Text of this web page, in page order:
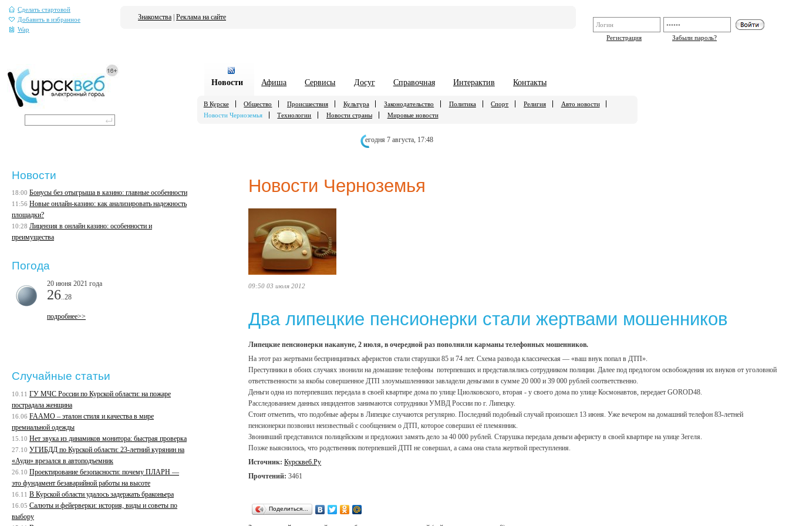
Сделать стартовой
Добавить в избранное
Wap
Регистрация
Забыли пароль?
Знакомства Реклама на сайте
Новости Афиша Сервисы Досуг Справочная Интерактив Контакты
В Курске Общество Происшествия Культура Законодательство Политика Спорт Религия
Авто новости
Новости Черноземья
Технологии Новости страны Мировые новости
егодня 7 августа, 17:48
Новости Черноземья
09:50 03 июля 2012
Два липецкие пенсионерки стали жертвами мошенников
Липецкие пенсионерки накануне, 2 июля, в очередной раз пополнили карманы телефонных мошенников.
На этот раз жертвами беспринципных аферистов стали старушки 85 и 74 лет. Схема развода классическая — «ваш внук попал в ДТП».
Преступники в обоих случаях звонили на домашние телефоны потерпевших и представлялись сотрудником полиции. Далее под предлогом освобождения их внуков от уголовной
ответственности за якобы совершенное ДТП злоумышленники завладели деньгами в сумме 20 000 и 39 000 рублей соответственно.
Деньги одна из потерпевших передала в своей квартире дома по улице Циолковского, вторая - у своего дома по улице Космонавтов, передает GOROD48.
Расследованием данных инцидентов занимаются сотрудники УМВД России по г. Липецку.
Стоит отметить, что подобные аферы в Липецке случаются регулярно. Последний подобный случай произошел 13 июня. Уже вечером на домашний телефон 83-летней
пенсионерки позвонил неизвестный с сообщением о ДТП, которое совершил её племянник.
Звонивший представился полицейским и предложил замять дело за 40 000 рублей. Старушка передала деньги аферисту в своей квартире на улице Зегеля.
Позже выяснилось, что родственник потерпевшей ДТП не совершал, а сама она стала жертвой преступления.
Источник: Курсквеб.Ру
Прочтений: 3461
Поделиться…
Новости
18:00 Бонусы без отыгрыша в казино: главные особенности
11:56 Новые онлайн-казино: как анализировать надежность
площадки?
10:28 Лицензия в онлайн казино: особенности и
преимущества
Погода
20 июня 2021 года
26 ..28
подробнее>>
Случайные статьи
10.11 ГУ МЧС России по Курской области: на пожаре
пострадала женщина
16.06 FAAMO – эталон стиля и качества в мире
премиальной одежды
15.10 Нет звука из динамиков монитора: быстрая проверка
27.10 УГИБДД по Курской области: 23-летний курянин на
«Ауди» врезался в автоподъемник
26.10 Проектирование безопасности: почему ПЛАРН —
это фундамент безаварийной работы на высоте
16.11 В Курской области удалось задержать браконьера
16.05 Салюты и фейерверки: история, виды и советы по
выбору